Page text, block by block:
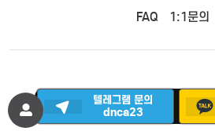
FAQ
1:1문의
다낭 에코걸 클럽 . All
텔레그램 문의
dnca23